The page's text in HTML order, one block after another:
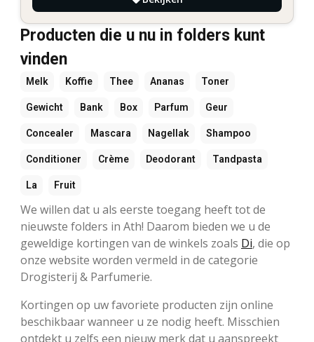
Producten die u nu in folders kunt
vinden
Melk Koffie Thee Ananas Toner
Gewicht Bank Box Parfum Geur
Concealer Mascara Nagellak Shampoo
Conditioner Crème Deodorant Tandpasta
La Fruit
We willen dat u als eerste toegang heeft tot de
nieuwste folders in Ath! Daarom bieden we u de
geweldige kortingen van de winkels zoals Di, die op
onze website worden vermeld in de categorie
Drogisterij & Parfumerie.
Kortingen op uw favoriete producten zijn online
beschikbaar wanneer u ze nodig heeft. Misschien
ontdekt u zelfs een nieuw merk dat u aanspreekt